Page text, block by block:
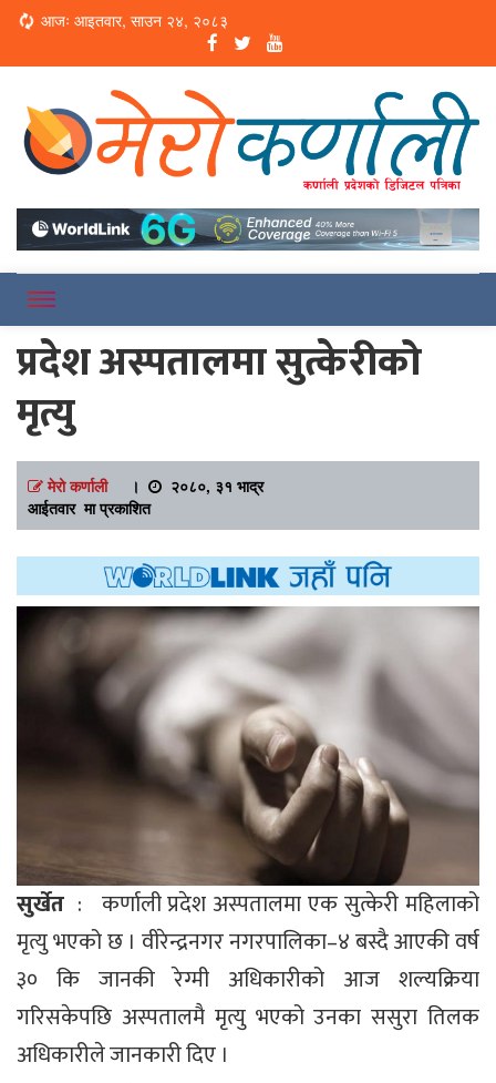
Loading...
आजः आइतवार, साउन २४, २०८३
Merokarnali
प्रदेश अस्पतालमा सुत्केरीको
मृत्यु
मेरो कर्णाली।
२०८०, ३१ भाद्र
आईतवार मा प्रकाशित
सुर्खेत : कर्णाली प्रदेश अस्पतालमा एक सुत्केरी महिलाको
मृत्यु भएको छ । वीरेन्द्रनगर नगरपालिका–४ बस्दै आएकी वर्ष
३० कि जानकी रेग्मी अधिकारीको आज शल्यक्रिया
गरिसकेपछि अस्पतालमै मृत्यु भएको उनका ससुरा तिलक
अधिकारीले जानकारी दिए ।